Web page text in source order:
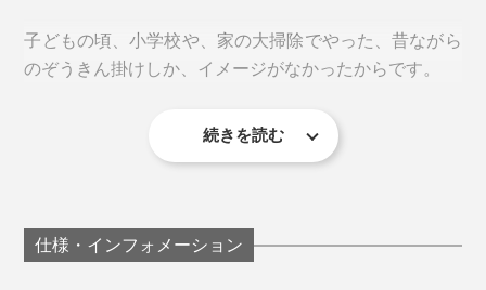
あとは、ドンドン拭いていくだけ。水拭きOKの場所な
洗剤のベタつきも、二度拭きの必要も、ありません。
また、外部試験機関にて、帯電性も試験済み。「比較的
子どもの頃、小学校や、家の大掃除でやった、昔ながら
のぞうきん掛けしか、イメージがなかったからです。
汚れで黒ずんだぞうきんで拭いて、「汚れがとれている
でも、『ふきふきフッキー』は違った！
続きを読む
仕様・インフォメーション